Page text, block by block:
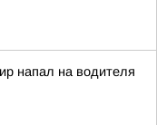
напал на водителя